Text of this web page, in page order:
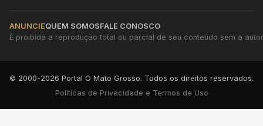
ANUNCIEQUEM SOMOSFALE CONOSCO
É proibida a reprodução total ou parcial de seu conteúdo sem a
© 2000-2026 Portal O Mato Grosso. Todos os direitos reservados.
Políticas de Privacidade e Termos de Uso